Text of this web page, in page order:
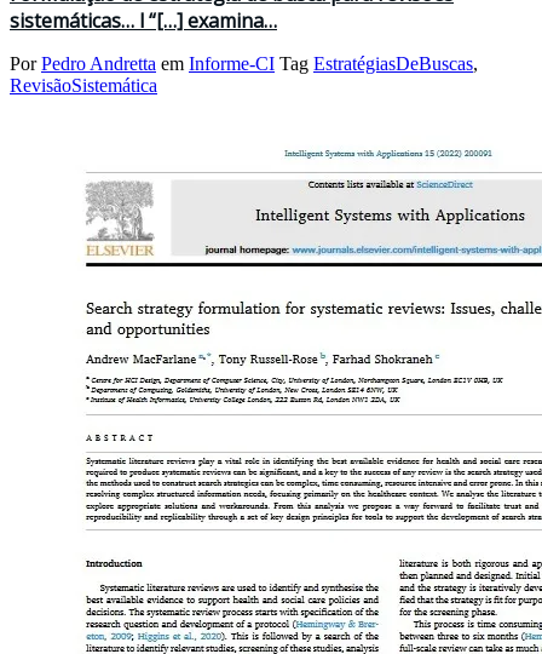
sistemáticas… l “[…] examina…
PorPedro Andretta em Informe-CI Tag EstratégiasDeBuscas,
RevisãoSistemática